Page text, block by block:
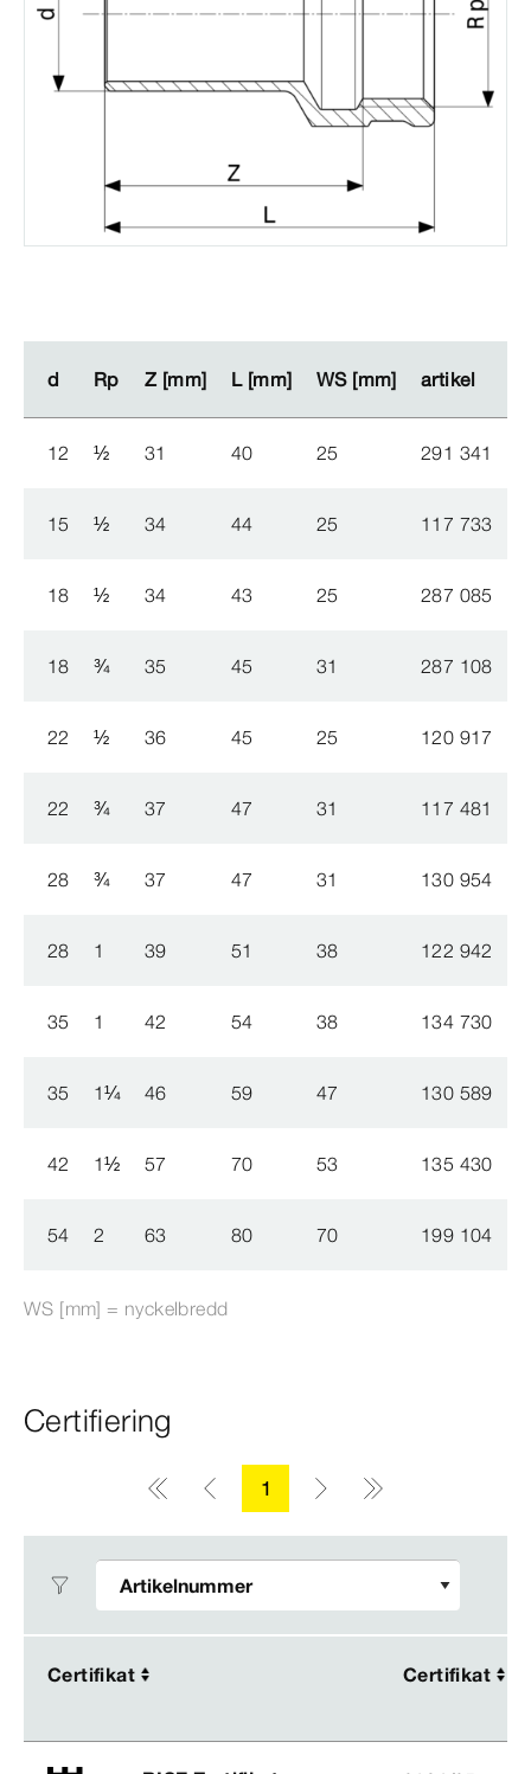
d Rp Z [mm] L [mm] WS [mm] artikel
d Rp Z [mm] L [mm] WS [mm] artikel
12 ½ 31 40 25 291 341
15 ½ 34 44 25 117 733
18 ½ 34 43 25 287 085
18 ¾ 35 45 31 287 108
22 ½ 36 45 25 120 917
22 ¾ 37 47 31 117 481
28 ¾ 37 47 31 130 954
28 1 39 51 38 122 942
35 1 42 54 38 134 730
35 1¼ 46 59 47 130 589
42 1½ 57 70 53 135 430
54 2 63 80 70 199 104
WS [mm] = nyckelbredd
Certifiering
1
Certifikat Certifikat
Certifikat Certifikat